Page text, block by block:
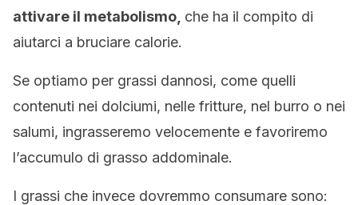
attivare il metabolismo, che ha il compito di
aiutarci a bruciare calorie.
Se optiamo per grassi dannosi, come quelli
contenuti nei dolciumi, nelle fritture, nel burro o nei
salumi, ingrasseremo velocemente e favoriremo
l’accumulo di grasso addominale.
I grassi che invece dovremmo consumare sono: